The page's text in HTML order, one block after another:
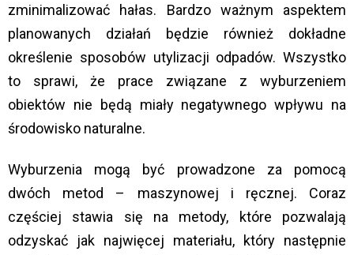
zminimalizować hałas. Bardzo ważnym aspektem
planowanych działań będzie również dokładne
określenie sposobów utylizacji odpadów. Wszystko
to sprawi, że prace związane z wyburzeniem
obiektów nie będą miały negatywnego wpływu na
środowisko naturalne.
Wyburzenia mogą być prowadzone za pomocą
dwóch metod – maszynowej i ręcznej. Coraz
częściej stawia się na metody, które pozwalają
odzyskać jak najwięcej materiału, który następnie